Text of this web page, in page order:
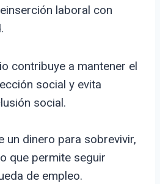
laboral con
contribuye a mantener el
social y evita
social.
un dinero para sobrevivir,
que permite seguir
de empleo.